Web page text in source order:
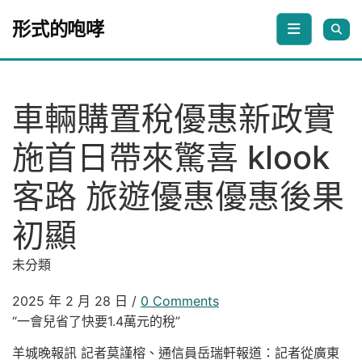
形式的咆哮
車輛購置稅優惠新政實
施首日帶來驚喜 klook
客路 旅遊優惠優惠後果
初顯
未分類
2025 年 2 月 28 日 / 0 Comments
“一會兒省了快要1.4萬元的稅”
羊城晚報訊 記者莫謹榕、通信員岳瑞軒報道：記者從廣東